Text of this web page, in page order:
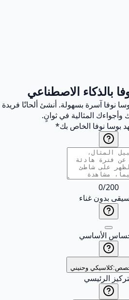
بالذكاء الاصطناعي
نوفا آسرة بسهولة. أنشئ ألحانًا فريدة
المثالية في ثوانٍ.
نوفا الخاص بك*
0/200
بدون غناء
الأساسي
كلاسيكي وحنيني
الرئيسي